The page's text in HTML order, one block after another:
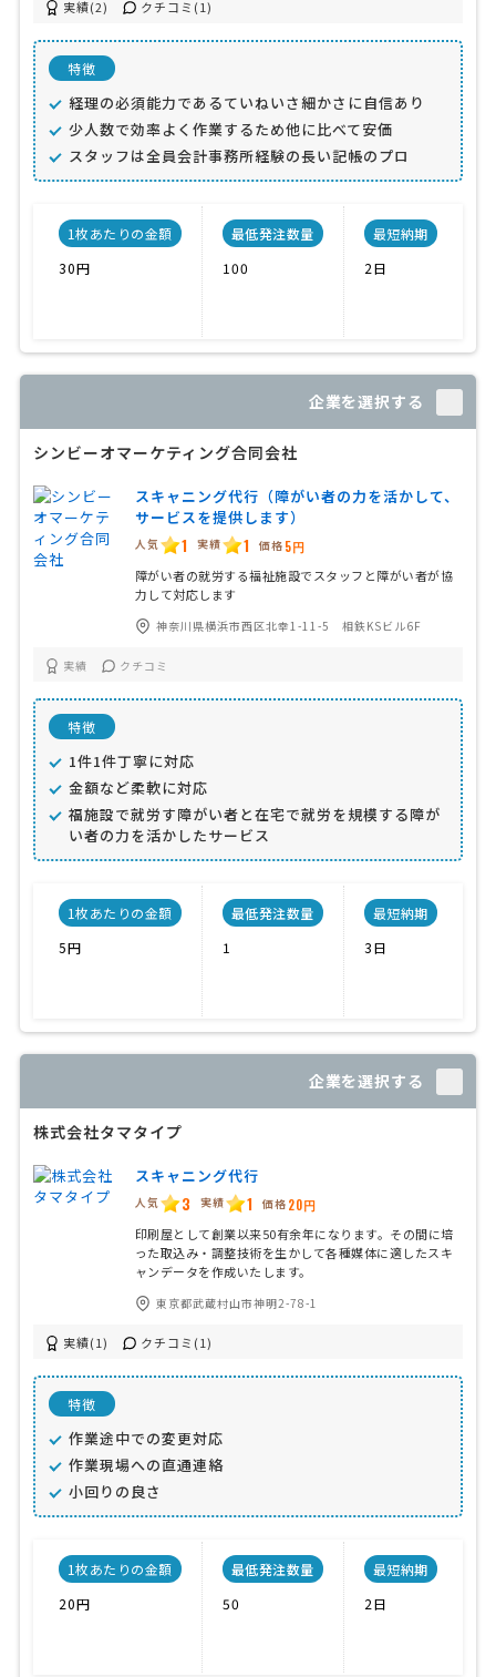
実績(2) クチコミ(1)
特徴
経理の必須能力であるていねいさ細かさに自信あり
少人数で効率よく作業するため他に比べて安価
スタッフは全員会計事務所経験の長い記帳のプロ
1枚あたりの金額
30円
最低発注数量
100
最短納期
2日
企業を選択する
シンビーオマーケティング合同会社
スキャニング代行（障がい者の力を活かして、
サービスを提供します）
人気 1 実績 1 価格 5円
障がい者の就労する福祉施設でスタッフと障がい者が協
力して対応します
神奈川県横浜市西区北幸1-11-5 相鉄KSビル6F
実績 クチコミ
特徴
1件1件丁寧に対応
金額など柔軟に対応
福施設で就労す障がい者と在宅で就労を規模する障が
い者の力を活かしたサービス
1枚あたりの金額
5円
最低発注数量
1
最短納期
3日
企業を選択する
株式会社タマタイプ
スキャニング代行
人気 3 実績 1 価格 20円
印刷屋として創業以来50有余年になります。その間に培
った取込み・調整技術を生かして各種媒体に適したスキ
ャンデータを作成いたします。
東京都武蔵村山市神明2-78-1
実績(1) クチコミ(1)
特徴
作業途中での変更対応
作業現場への直通連絡
小回りの良さ
1枚あたりの金額
20円
最低発注数量
50
最短納期
2日